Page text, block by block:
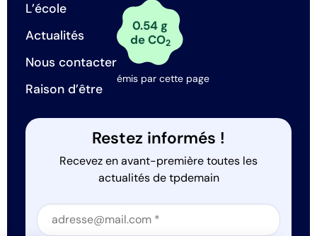
L’école
Actualités
Nous contacter
Raison d’être
0.54 g
de CO2
émis par cette page
Restez informés !
Recevez en avant-première toutes les
actualités de tpdemain
Section